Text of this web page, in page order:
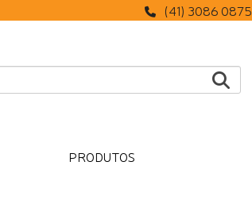
(41) 3086 0875
PRODUTOS